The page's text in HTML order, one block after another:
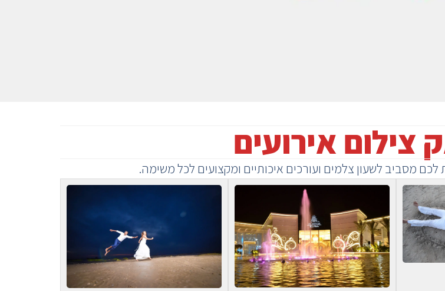
אירועים
מסביב לשעון צלמים ועורכים איכותיים ומקצועים לכל משימה.